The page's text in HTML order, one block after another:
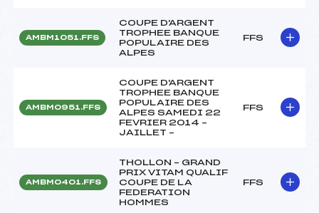
AMBM1051.FFS
COUPE D'ARGENT
TROPHEE BANQUE
POPULAIRE DES
ALPES
FFS
AMBM0951.FFS
COUPE D'ARGENT
TROPHEE BANQUE
POPULAIRE DES
ALPES SAMEDI 22
FEVRIER 2014 –
JAILLET –
FFS
AMBM0401.FFS
THOLLON – GRAND
PRIX VITAM QUALIF
COUPE DE LA
FEDERATION
HOMMES
FFS